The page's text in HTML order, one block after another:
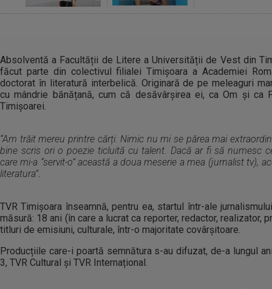
Absolventă a Facultății de Litere a Universității de Vest din
făcut parte din colectivul filialei Timișoara a Academiei
doctorat în literatură interbelică. Originară de pe meleaguri
cu mândrie bănățană, cum că desăvârșirea ei, ca Om și ca
Timișoarei.
“Am trăit mereu printre cărți. Nimic nu mi se părea mai
bine scris ori o poezie ticluită cu talent. Dacă ar fi să numesc
care mi-a “servit-o” această a doua meserie a mea (jurnalist tv),
literatura”.
TVR Timișoara înseamnă, pentru ea, startul într-ale
măsură: 18 ani (în care a lucrat ca reporter, redactor, realizator,
titluri de emisiuni, culturale, într-o majoritate covârșitoare.
Producțiile care-i poartă semnătura s-au difuzat, de-a lungul
3, TVR Cultural şi TVR Internațional.